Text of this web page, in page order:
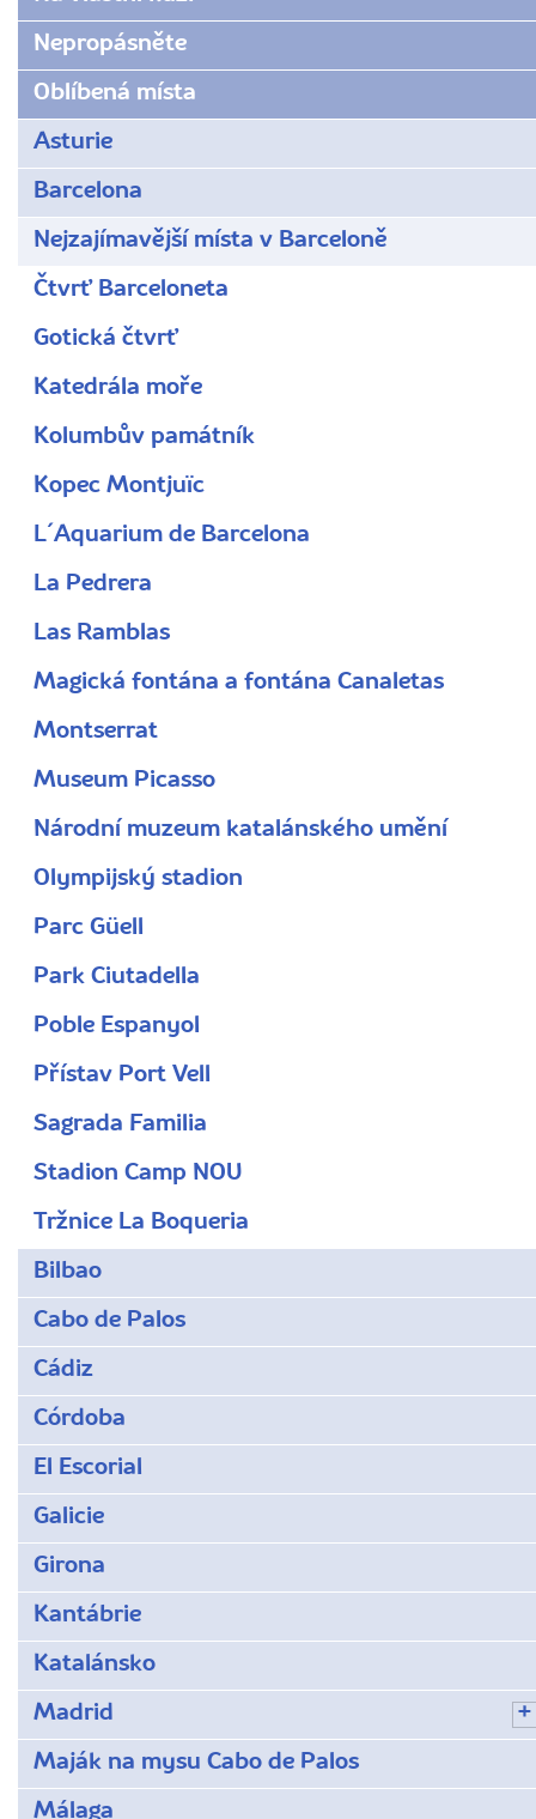
Nepropásněte
Oblíbená místa
Asturie
Barcelona
Nejzajímavější místa v Barceloně
Čtvrť Barceloneta
Gotická čtvrť
Katedrála moře
Kolumbův památník
Kopec Montjuïc
L´Aquarium de Barcelona
La Pedrera
Las Ramblas
Magická fontána a fontána Canaletas
Montserrat
Museum Picasso
Národní muzeum katalánského umění
Olympijský stadion
Parc Güell
Park Ciutadella
Poble Espanyol
Přístav Port Vell
Sagrada Familia
Stadion Camp NOU
Tržnice La Boqueria
Bilbao
Cabo de Palos
Cádiz
Córdoba
El Escorial
Galicie
Girona
Kantábrie
Katalánsko
Madrid
Maják na mysu Cabo de Palos
Málaga